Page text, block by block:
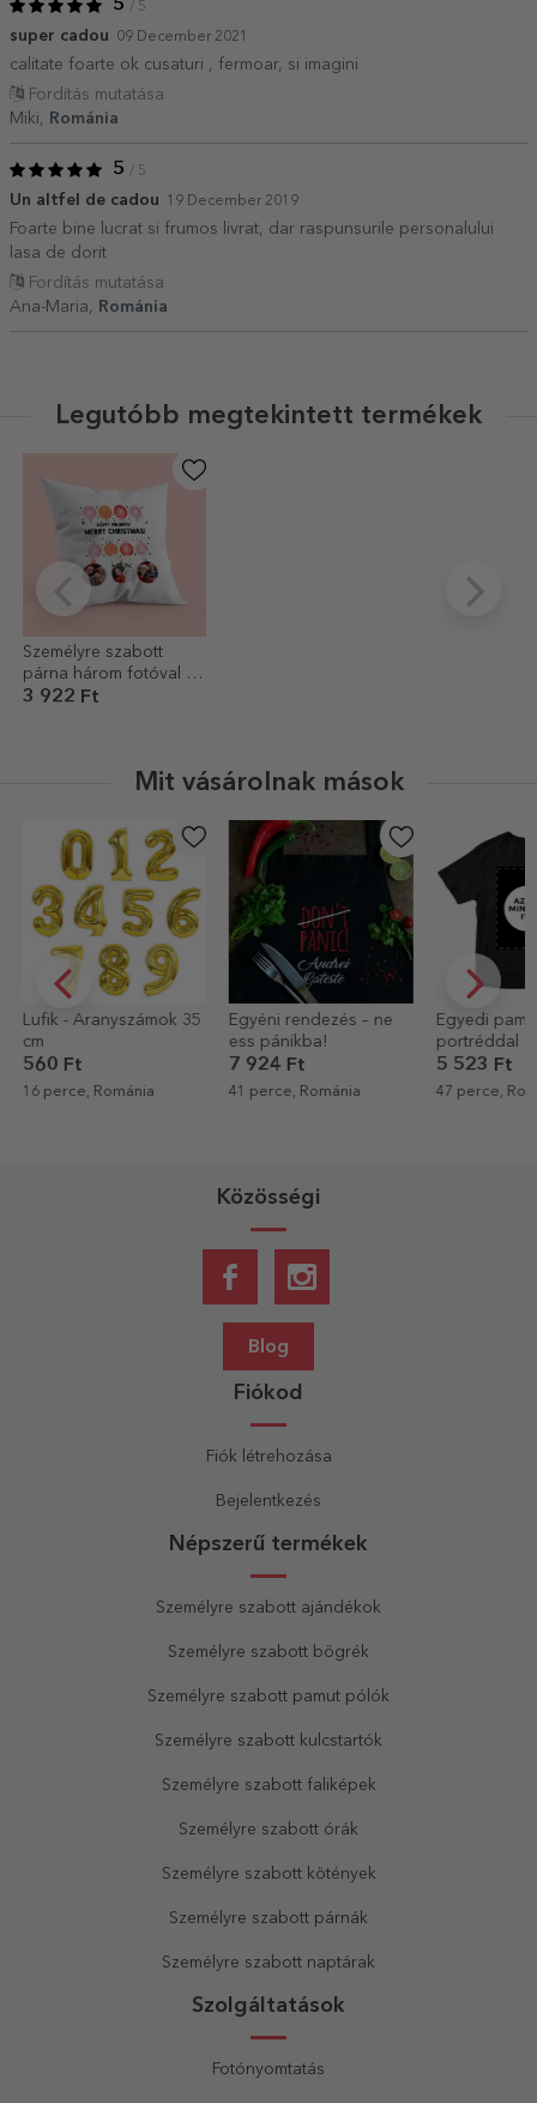
5 / 5
super cadou 09 December 2021
calitate foarte ok cusaturi , fermoar, si imagini
Fordítás mutatása
Miki,
Románia
5 / 5
Un altfel de cadou 19 December 2019
Foarte bine lucrat si frumos livrat, dar raspunsurile personalului
lasa de dorit
Fordítás mutatása
Ana-Maria,
Románia
Legutóbb megtekintett termékek
Személyre szabott
párna három fotóval és
szöveggel - Karácsonyi
3 922 Ft
Mit vásárolnak mások
Egyéni rendezés – ne
ess pánikba!
7 924 Ft
41 perce, Románia
Egyedi pamut póló a
portréddal
5 523 Ft
47 perce, Románia
Személyre
válogatás
Dezgatit
5 523 Ft
1 órája,
Közösségi
Blog
Fiókod
Fiók létrehozása
Bejelentkezés
Népszerű termékek
Személyre szabott ajándékok
Személyre szabott bögrék
Személyre szabott pamut pólók
Személyre szabott kulcstartók
Személyre szabott faliképek
Személyre szabott órák
Személyre szabott kötények
Személyre szabott párnák
Személyre szabott naptárak
Szolgáltatások
Fotónyomtatás